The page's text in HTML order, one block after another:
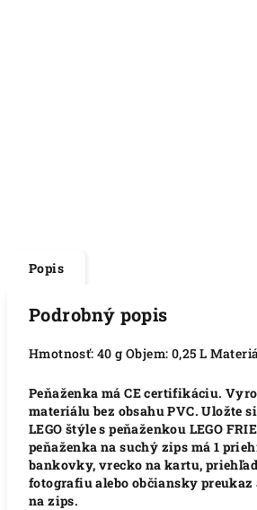
Popis
Podrobný popis
Hmotnosť: 40 g Objem: 0,25 L
Peňaženka má CE certifikáciu.
materiálu bez obsahu PVC.Uložte
LEGO štýle s peňaženkou LEGO
peňaženka na suchý zips má 1
bankovky, vrecko na kartu,
fotografiu alebo občiansky preukaz
na zips.